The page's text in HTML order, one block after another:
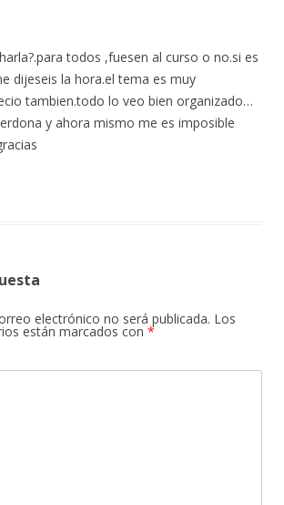
todos ,fuesen al curso o no.si es
dijeseis la hora.el tema es muy
tambien.todo lo veo bien organizado…
y ahora mismo me es imposible
electrónico no será publicada. Los
están marcados con *